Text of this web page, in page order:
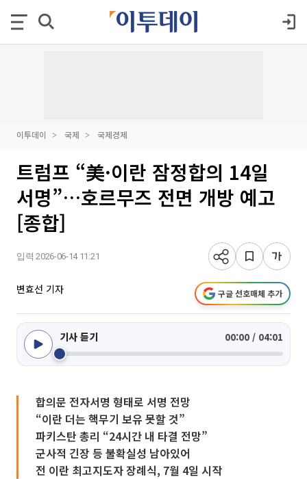
이투데이 국제 국제경제
트럼프 “美·이란 잠정합의 14일
서명”…호르무즈 전면 개방 예고
[종합]
입력 2026-06-14 11:21
변효선 기자 구글 선호매체 추가
기사 듣기 00:00 / 04:01
합의문 전자서명 형태로 서명 전망
“이란 더는 핵무기 보유 못할 것”
파키스탄 총리 “24시간 내 타결 전망”
군사적 긴장 등 불확실성 남아있어
전 이란 최고지도자 장례식, 7월 4일 시작